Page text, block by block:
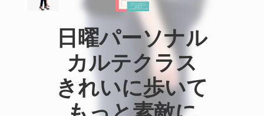
日曜パーソナル
カルテクラス
きれいに歩いて